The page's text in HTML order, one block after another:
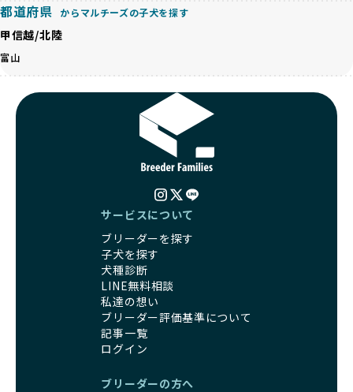
人へ寄付しています。多くのペット販売業者が、動物福祉へ
の取り組みが不十分であることを理由に寄付を断られる中、
ます。この活動により、保護が必要なワンちゃんの救済や保
BreederFamiliesのこうした取り組みは、目の前の子犬だけ
でなく、すべてのワンちゃんに優しい未来を創るための大き
な一歩です。ユーザーの皆さんがBreederFamiliesを通じて
子犬をお迎えすることで、こうした社会貢献活動を間接的に
支えることができます。
BreederFamiliesに登録されているブリーダーは、子犬が心
身ともに健康に育つための環境づくりに全力を注いでいま
遺伝的なリスクを最小限に抑えた繁殖計画、栄養バランスが
考えられた食事、子犬がのびのびと動ける適度な運動環境、
さらに獣医師と連携した健康管理まで徹底しています。
その結果、BreederFamiliesを通じてお迎えする子犬は、元
気で健康なスタートを切れることが大きな魅力です。
子犬の社会性は、家庭でのしつけをスムーズにする重要なポ
イントです。BreederFamiliesのブリーダーは、母犬や兄弟
コミュニケーション能力を身につけられるよう育てていま
くありません。極小サイズは骨や心臓に負担がかかりやす
く、レアカラーには遺伝疾患のリスクが高まることがありま
す。
営利優先ブリーダーは、このような流行や需要に応じて無理
な繁殖を行いがちです。小柄な母犬を繁殖に多用して体に負
担をかけたり、子犬を小さく見せるために食事を減らすな
ど、健康を犠牲にした管理がされることもあります。このよ
うな方法では、ワンちゃんの免疫力や体力が低下し、飼い主
にとっても将来的な医療費やケアの負担が増える恐れがあり
健康を最優先に考えています。特に小さいワンちゃんやレア
カラーの子犬を販売する場合は、健康リスクを十分に理解
事管理もしっかり行い、成長に必要な栄養を確保するなど、
ワンちゃんの健康を第一にした繁殖を心がけています。
「見た目以上に健康重視」の詳細はこちら
引退犬とは、繁殖期を終えたワンちゃんたちのことを指しま
優良ブリーダーは、引退犬も家族の一員として、彼らの幸せ
信頼できる相手に譲渡するなど、ワンちゃんが幸せに暮らせ
都道府県 からマルチーズの子犬を探す
甲信越/北陸
富山
サービスについて
ブリーダーを探す
子犬を探す
犬種診断
LINE無料相談
私達の想い
ブリーダー評価基準について
記事一覧
ログイン
ブリーダーの方へ